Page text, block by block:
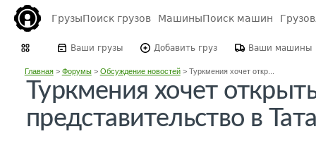
ГрузыПоиск грузов МашиныПоиск машин
Ваши грузы Добавить груз Ваши машины
Главная> Форумы> Обсуждение новостей> Туркмения хочет откр...
Туркмения хочет
представительство в